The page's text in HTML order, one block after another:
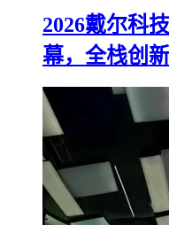
2026戴尔科
幕，全栈创